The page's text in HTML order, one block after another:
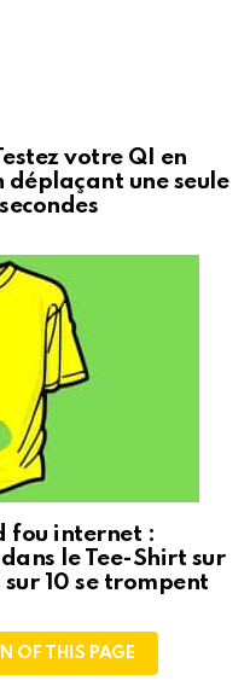
votre QI en
déplaçant une seule
fou internet :
le Tee-Shirt sur
10 se trompent
OF THIS PAGE